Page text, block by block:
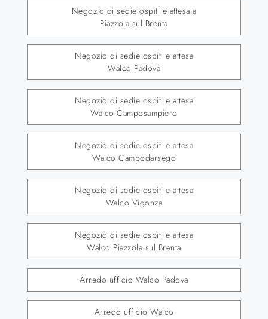
Negozio di sedie ospiti e attesa a
Piazzola sul Brenta
Negozio di sedie ospiti e attesa
Walco Padova
Negozio di sedie ospiti e attesa
Walco Camposampiero
Negozio di sedie ospiti e attesa
Walco Campodarsego
Negozio di sedie ospiti e attesa
Walco Vigonza
Negozio di sedie ospiti e attesa
Walco Piazzola sul Brenta
Arredo ufficio Walco Padova
Arredo ufficio Walco